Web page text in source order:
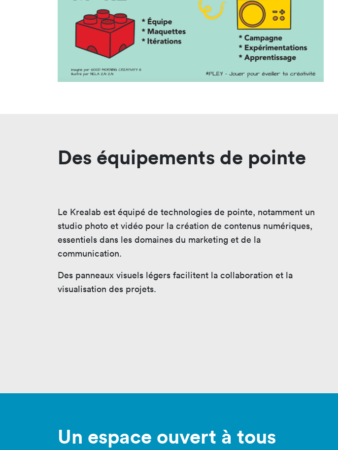
Des équipements de pointe
Le Krealab est équipé de technologies de pointe, notamment un
studio photo et vidéo pour la création de contenus numériques,
essentiels dans les domaines du marketing et de la
communication.
Des panneaux visuels légers facilitent la collaboration et la
visualisation des projets.
Un espace ouvert à tous